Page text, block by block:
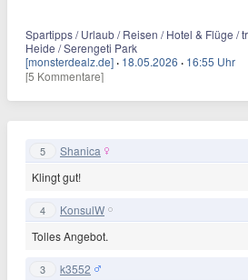
Spartipps / Urlaub / Reisen / Hotel & Flüge /
Heide / Serengeti Park
[monsterdealz.de] · 18.05.2026 · 16:55 Uhr
[5 Kommentare]
5 Shanica
Klingt gut!
4 KonsulW
Tolles Angebot.
3 k3552